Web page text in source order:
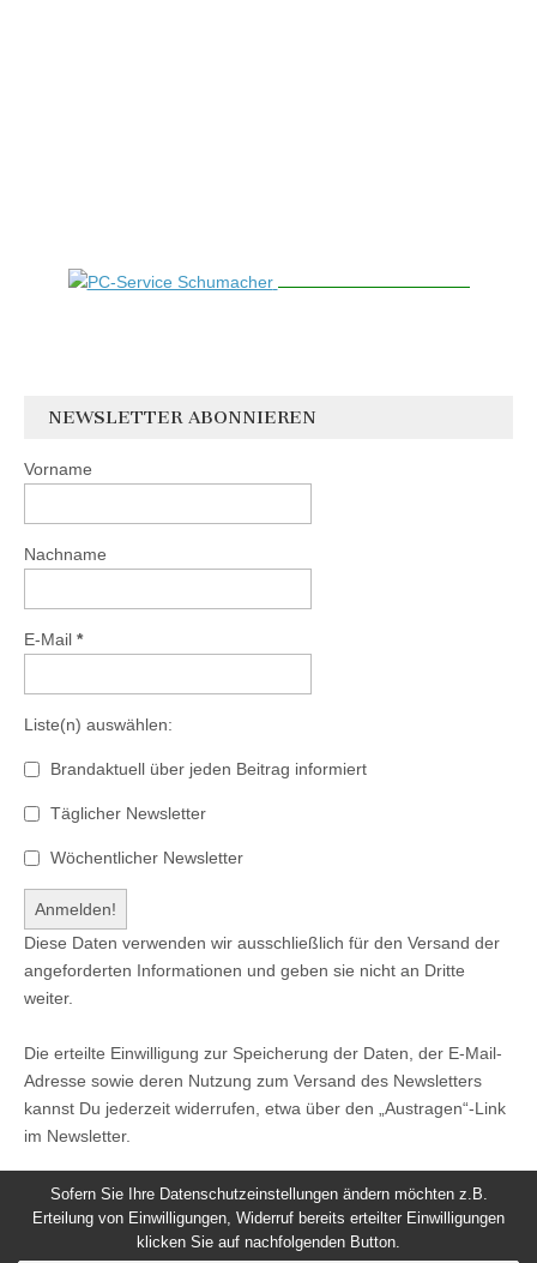
NEWSLETTER ABONNIEREN
Vorname
Nachname
E-Mail *
Liste(n) auswählen:
Brandaktuell über jeden Beitrag informiert
Täglicher Newsletter
Wöchentlicher Newsletter
Diese Daten verwenden wir ausschließlich für den Versand der
angeforderten Informationen und geben sie nicht an Dritte
weiter.
Die erteilte Einwilligung zur Speicherung der Daten, der E-Mail-
Adresse sowie deren Nutzung zum Versand des Newsletters
kannst Du jederzeit widerrufen, etwa über den „Austragen“-Link
im Newsletter.
Sofern Sie Ihre Datenschutzeinstellungen ändern möchten z.B.
Erteilung von Einwilligungen, Widerruf bereits erteilter Einwilligungen
klicken Sie auf nachfolgenden Button.